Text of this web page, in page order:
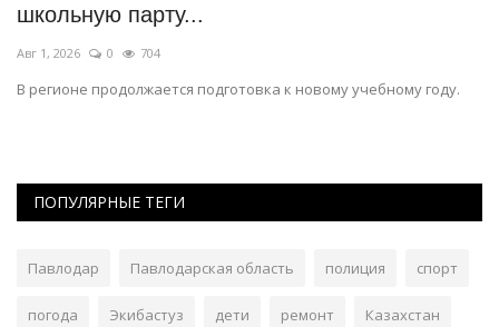
школьную парту...
Авг 1, 2026 0 704
В регионе продолжается подготовка к новому учебному году.
ПОПУЛЯРНЫЕ ТЕГИ
Павлодар Павлодарская область полиция спорт
погода Экибастуз дети ремонт Казахстан